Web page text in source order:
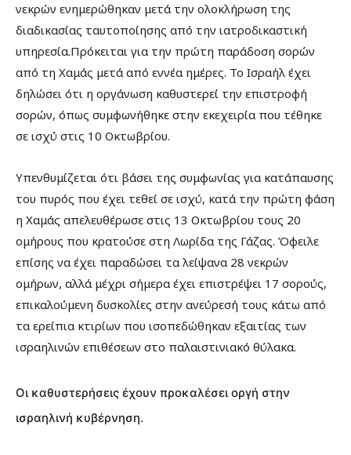
νεκρών ενημερώθηκαν μετά την ολοκλήρωση της
διαδικασίας ταυτοποίησης από την ιατροδικαστική
υπηρεσία.Πρόκειται για την πρώτη παράδοση σορών
από τη Χαμάς μετά από εννέα ημέρες. Το Ισραήλ έχει
δηλώσει ότι η οργάνωση καθυστερεί την επιστροφή
σορών, όπως συμφωνήθηκε στην εκεχειρία που τέθηκε
σε ισχύ στις 10 Οκτωβρίου.
Υπενθυμίζεται ότι βάσει της συμφωνίας για κατάπαυσης
του πυρός που έχει τεθεί σε ισχύ, κατά την πρώτη φάση
η Χαμάς απελευθέρωσε στις 13 Οκτωβρίου τους 20
ομήρους που κρατούσε στη Λωρίδα της Γάζας. Όφειλε
επίσης να έχει παραδώσει τα λείψανα 28 νεκρών
ομήρων, αλλά μέχρι σήμερα έχει επιστρέψει 17 σορούς,
επικαλούμενη δυσκολίες στην ανεύρεσή τους κάτω από
τα ερείπια κτιρίων που ισοπεδώθηκαν εξαιτίας των
ισραηλινών επιθέσεων στο παλαιστινιακό θύλακα.
Οι καθυστερήσεις έχουν προκαλέσει οργή στην
ισραηλινή κυβέρνηση.